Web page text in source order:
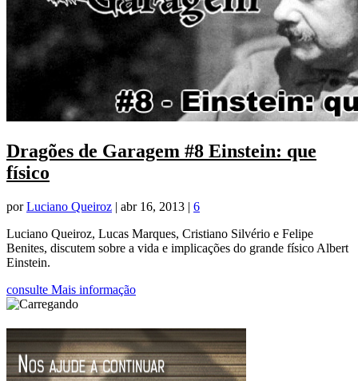
Dragões de Garagem #8 Einstein: que
físico
porLuciano Queiroz | abr 16, 2013 | 6
Luciano Queiroz, Lucas Marques, Cristiano Silvério e Felipe
Benites, discutem sobre a vida e implicações do grande físico Albert
Einstein.
consulte Mais informação